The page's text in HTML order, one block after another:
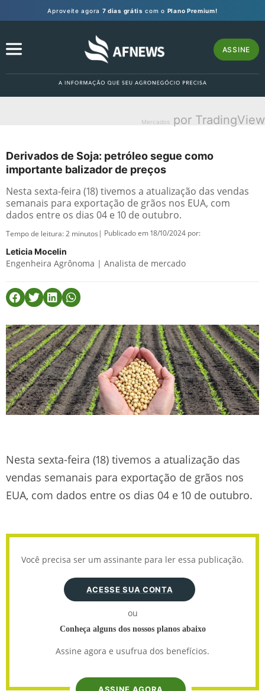
Aproveite agora 7 dias grátis com o Plano Premium!
ASSINE
Mercados por TradingView
Derivados de Soja: petróleo segue como
importante balizador de preços
Nesta sexta-feira (18) tivemos a atualização das vendas
semanais para exportação de grãos nos EUA, com
dados entre os dias 04 e 10 de outubro.
Tempo de leitura:2 minutos | Publicado em 18/10/2024 por:
Leticia Mocelin
Engenheira Agrônoma | Analista de mercado
Nesta sexta-feira (18) tivemos a atualização das
vendas semanais para exportação de grãos nos
EUA, com dados entre os dias 04 e 10 de outubro.
Você precisa ser um assinante para ler essa publicação.
ACESSE SUA CONTA
ou
Conheça alguns dos nossos planos abaixo
Assine agora e usufrua dos benefícios.
ASSINE AGORA